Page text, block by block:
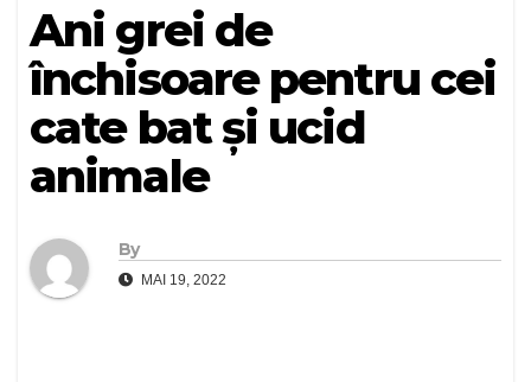
Ani grei de
închisoare pentru cei
cate bat și ucid
animale
By
MAI 19, 2022